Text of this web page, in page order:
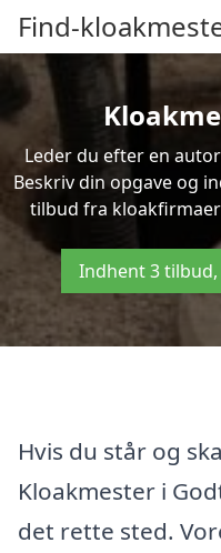
Find-
Leder du efter en
Beskriv din opgave og
tilbud fra
Indhent 3
Hvis du står og
Kloakmester i
det rette sted.